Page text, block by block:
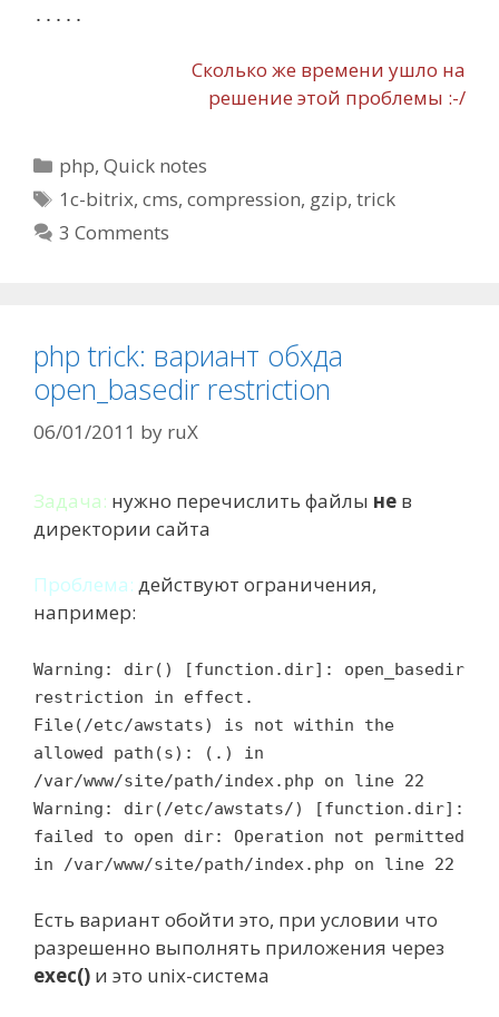
.....
Сколько же времени ушло на
решение этой проблемы :-/
Categories
php,Quick notes
Tags
1c-bitrix,cms,compression, gzip,trick
3 Comments
php trick: вариант обхда
open_basedir restriction
06/01/2011 by ruX
Задача: нужно перечислить файлы не в
директории сайта
Проблема: действуют ограничения,
например:
Warning: dir() [function.dir]: open_basedir
restriction in effect.
File(/etc/awstats) is not within the
allowed path(s): (.) in
/var/www/site/path/index.php on line 22
Warning: dir(/etc/awstats/) [function.dir]:
failed to open dir: Operation not permitted
in /var/www/site/path/index.php on line 22
Есть вариант обойти это, при условии что
разрешенно выполнять приложения через
exec() и это unix-система